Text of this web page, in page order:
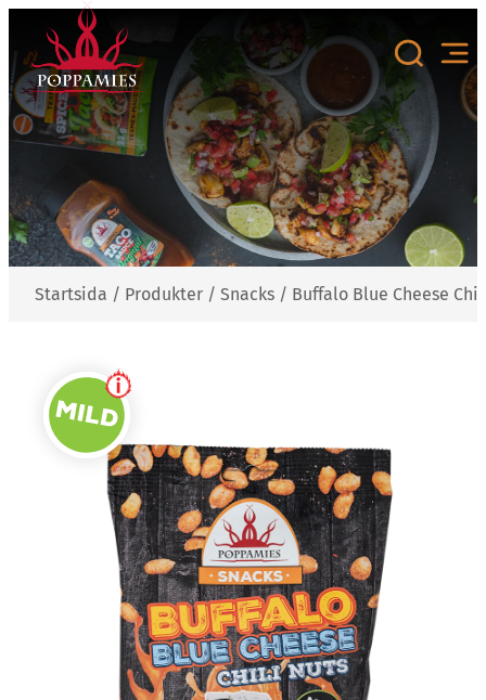
innehåll
Startsida / Produkter / Snacks / Buffalo Blue Cheese